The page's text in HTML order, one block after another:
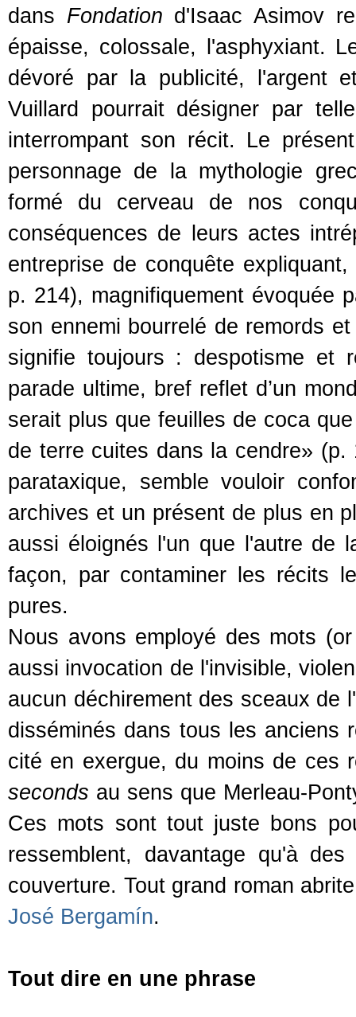
dans Fondation d'Isaac Asimov
épaisse, colossale, l'asphyxiant.
dévoré par la publicité, l'argent
Vuillard pourrait désigner par
interrompant son récit. Le
personnage de la mythologie
formé du cerveau de nos
conséquences de leurs actes
entreprise de conquête
p. 214), magnifiquement évoquée
son ennemi bourrelé de remords
signifie toujours : despotisme et
parade ultime, bref reflet d’un
serait plus que feuilles de coca
de terre cuites dans la cendre»
parataxique, semble vouloir
archives et un présent de plus en
aussi éloignés l'un que l'autre de
façon, par contaminer les récits
pures.
Nous avons employé des mots
aussi invocation de l'invisible,
aucun déchirement des sceaux de
disséminés dans tous les anciens
cité en exergue, du moins de ces
seconds au sens que Merleau-
Ces mots sont tout juste bons
ressemblent, davantage qu'à
couverture. Tout grand roman
José Bergamín.
Tout dire en une phrase